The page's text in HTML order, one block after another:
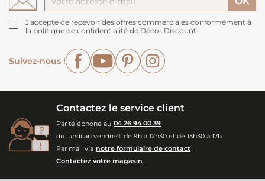
J'accepte de recevoir des offres commerciales conformément à
la politique de confidentialité de Décor Discount
Suivez-nous !
FacebookYouTubePinterest
Contactez le service client
Par téléphone au 04 26 94 00 39
du lundi au vendredi de 9h à 12h30 et de 13h30 à 17h
Par mail via notre formulaire de contact
Contactez votre magasin